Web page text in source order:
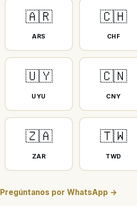
🇦🇷
ARS
🇨🇭
CHF
🇺🇾
UYU
🇨🇳
CNY
🇿🇦
ZAR
🇹🇼
TWD
Pregúntanos por WhatsApp →